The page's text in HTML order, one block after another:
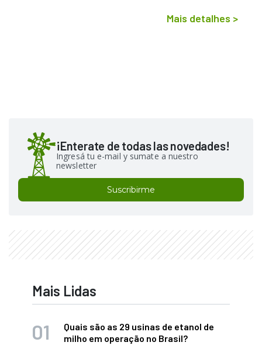
Mais detalhes >
¡Enterate de todas las novedades!
Ingresá tu e-mail y sumate a nuestro
newsletter
Suscribirme
Mais Lidas
Quais são as 29 usinas de etanol de
milho em operação no Brasil?